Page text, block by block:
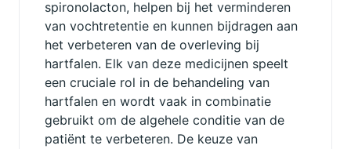
spironolacton, helpen bij het verminderen
van vochtretentie en kunnen bijdragen aan
het verbeteren van de overleving bij
hartfalen. Elk van deze medicijnen speelt
een cruciale rol in de behandeling van
hartfalen en wordt vaak in combinatie
gebruikt om de algehele conditie van de
patiënt te verbeteren. De keuze van